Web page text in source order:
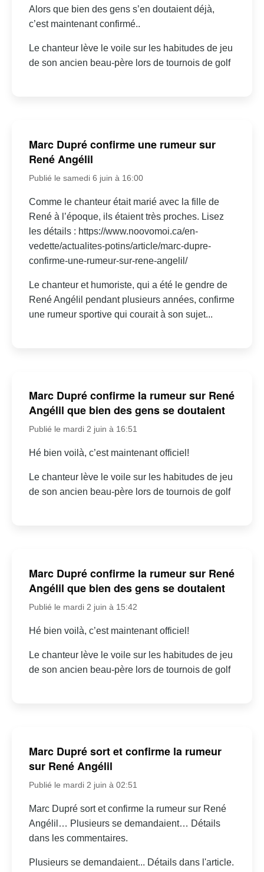
Alors que bien des gens s’en doutaient déjà,
c’est maintenant confirmé..
Le chanteur lève le voile sur les habitudes de jeu
de son ancien beau-père lors de tournois de golf
Marc Dupré confirme une rumeur sur
René Angélil
Publié le samedi 6 juin à 16:00
Comme le chanteur était marié avec la fille de
René à l’époque, ils étaient très proches. Lisez
les détails : https://www.noovomoi.ca/en-
vedette/actualites-potins/article/marc-dupre-
confirme-une-rumeur-sur-rene-angelil/
Le chanteur et humoriste, qui a été le gendre de
René Angélil pendant plusieurs années, confirme
une rumeur sportive qui courait à son sujet...
Marc Dupré confirme la rumeur sur René
Angélil que bien des gens se doutaient
Publié le mardi 2 juin à 16:51
Hé bien voilà, c’est maintenant officiel!
Le chanteur lève le voile sur les habitudes de jeu
de son ancien beau-père lors de tournois de golf
Marc Dupré confirme la rumeur sur René
Angélil que bien des gens se doutaient
Publié le mardi 2 juin à 15:42
Hé bien voilà, c’est maintenant officiel!
Le chanteur lève le voile sur les habitudes de jeu
de son ancien beau-père lors de tournois de golf
Marc Dupré sort et confirme la rumeur
sur René Angélil
Publié le mardi 2 juin à 02:51
Marc Dupré sort et confirme la rumeur sur René
Angélil… Plusieurs se demandaient… Détails
dans les commentaires.
Plusieurs se demandaient... Détails dans l'article.